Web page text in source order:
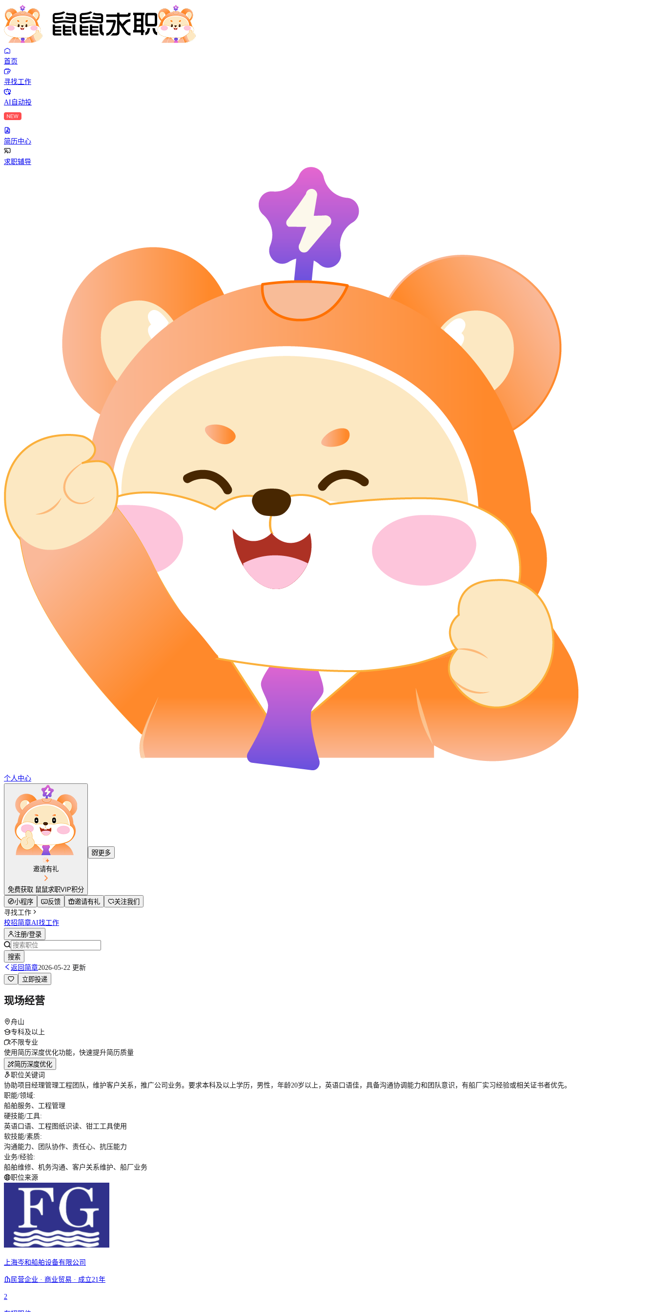
首页
寻找工作
AI自动投
简历中心
求职辅导
个人中心
邀请有礼
免费获取 鼠鼠求职VIP积分
更多
小程序 反馈 邀请有礼
关注我们
寻找工作
校招简章AI找工作
注册/登录
搜索
返回简章2026-05-22 更新
立即投递
现场经营
舟山
专科及以上
不限专业
使用简历深度优化功能，快速提升简历质量
简历深度优化
职位关键词
协助项目经理管理工程团队，维护客户关系，推广公司业务。要求本科及以上学历，男性，年龄20岁以上，英语口语佳，具备沟通协调能力和团队意识，有船厂实习经验或相关证书者优先。
职能/领域:
船舶服务、工程管理
硬技能/工具:
英语口语、工程图纸识读、钳工工具使用
软技能/素质:
沟通能力、团队协作、责任心、抗压能力
业务/经验:
船舶维修、机务沟通、客户关系维护、船厂业务
职位来源
上海岑和船舶设备有限公司
民营企业 · 商业贸易 · 成立21年
2